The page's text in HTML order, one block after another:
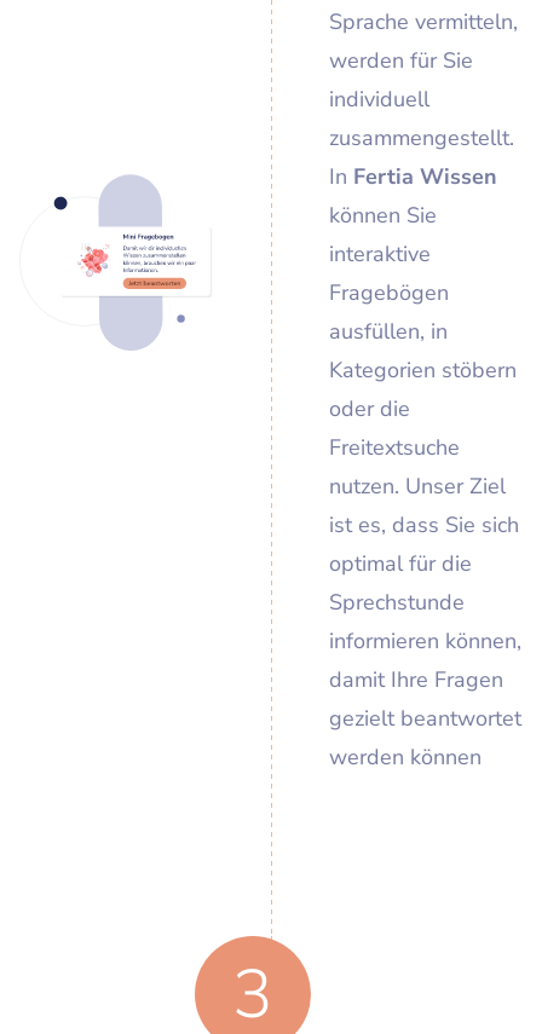
Sprache vermitteln,
werden für Sie
individuell
zusammengestellt.
In Fertia Wissen
können Sie
interaktive
Fragebögen
ausfüllen, in
Kategorien stöbern
oder die
Freitextsuche
nutzen. Unser Ziel
ist es, dass Sie sich
optimal für die
Sprechstunde
informieren können,
damit Ihre Fragen
gezielt beantwortet
werden können
3